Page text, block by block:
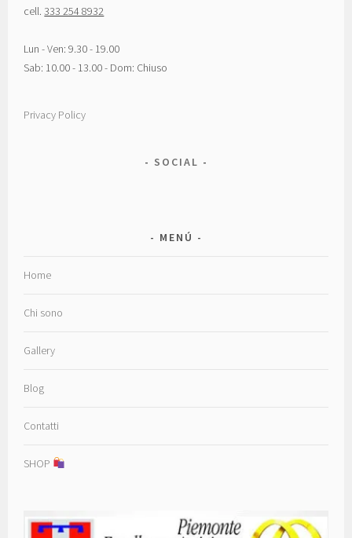
cell.333 254 8932
Lun - Ven: 9.30 - 19.00
Sab: 10.00 - 13.00 - Dom: Chiuso
Privacy Policy
SOCIAL
MENÚ
Home
Chi sono
Gallery
Blog
Contatti
SHOP